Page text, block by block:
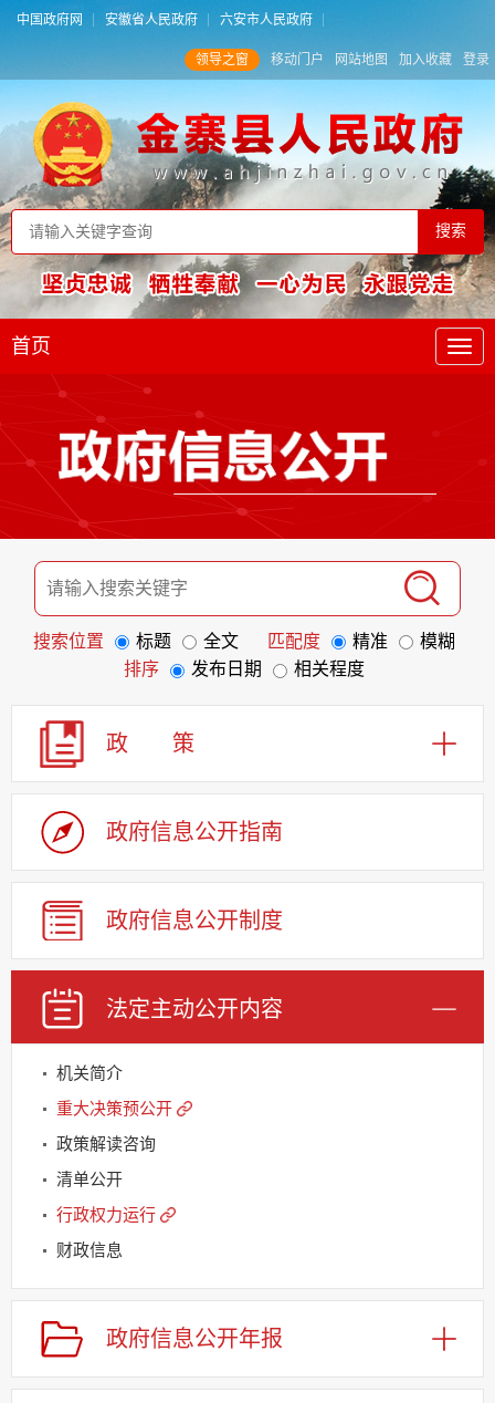
中国政府网 安徽省人民政府 六安市人民政府
领导之窗 移动门户 网站地图 加入收藏 登录
首页
搜索位置 标题 全文 匹配度 精准
模糊
排序
发布日期 相关程度
政 策
政府信息公开指南
政府信息公开制度
法定主动公开内容
机关简介
重大决策预公开
政策解读咨询
清单公开
行政权力运行
财政信息
规划信息
建议提案办理
公务员及事业单位招录
应急管理
政府信息公开年报